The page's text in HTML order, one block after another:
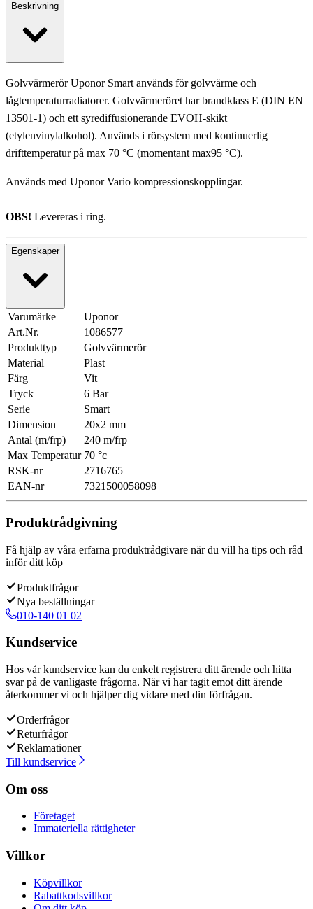
Beskrivning
Golvvärmerör Uponor Smart används för golvvärme och
lågtemperaturradiatorer. Golvvärmeröret har brandklass E (DIN EN
13501-1) och ett syrediffusionerande EVOH-skikt
(etylenvinylalkohol). Används i rörsystem med kontinuerlig
drifttemperatur på max 70 °C (momentant max95 °C).
Används med Uponor Vario kompressionskopplingar.
OBS! Levereras i ring.
Egenskaper
Varumärke
Uponor
Art.Nr.
1086577
Produkttyp
Golvvärmerör
Material
Plast
Färg
Vit
Tryck
6 Bar
Serie
Smart
Dimension
20x2 mm
Antal (m/frp)
240 m/frp
Max Temperatur 70 °c
RSK-nr
2716765
EAN-nr
7321500058098
Produktrådgivning
Få hjälp av våra erfarna produktrådgivare när du vill ha tips och råd
inför ditt köp
Produktfrågor
Nya beställningar
010-140 01 02
Kundservice
Hos vår kundservice kan du enkelt registrera ditt ärende och hitta
svar på de vanligaste frågorna. När vi har tagit emot ditt ärende
återkommer vi och hjälper dig vidare med din förfrågan.
Orderfrågor
Returfrågor
Reklamationer
Till kundservice
Om oss
Företaget
Immateriella rättigheter
Villkor
Köpvillkor
Rabattkodsvillkor